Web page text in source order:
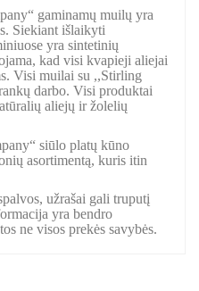
gaminamų muilų yra
Siekiant išlaikyti
yra sintetinių
kad visi kvapieji aliejai
Visi muilai su ,,Stirling
darbo. Visi produktai
aliejų ir žolelių
siūlo platų kūno
asortimentą, kuris itin
užrašai gali truputį
yra bendro
ne visos prekės savybės.